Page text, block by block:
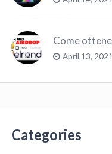
April 13, 2021
Categories